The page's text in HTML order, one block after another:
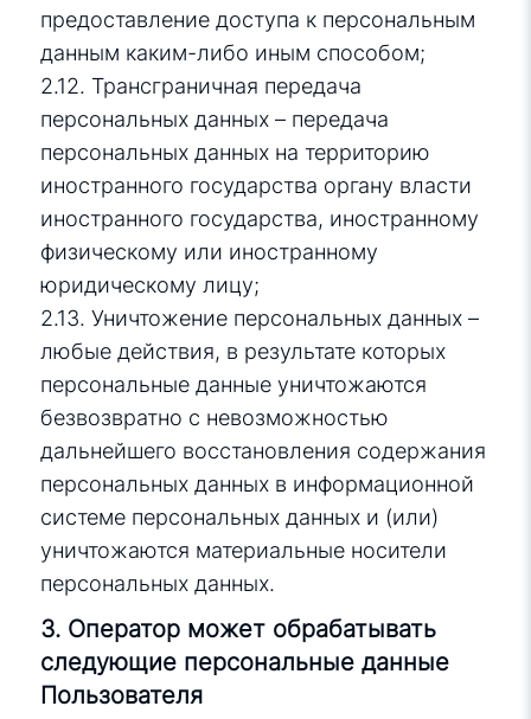
предоставление доступа к персональным
данным каким-либо иным способом;
2.12. Трансграничная передача
персональных данных – передача
персональных данных на территорию
иностранного государства органу власти
иностранного государства, иностранному
физическому или иностранному
юридическому лицу;
2.13. Уничтожение персональных данных –
любые действия, в результате которых
персональные данные уничтожаются
безвозвратно с невозможностью
дальнейшего восстановления содержания
персональных данных в информационной
системе персональных данных и (или)
уничтожаются материальные носители
персональных данных.
3. Оператор может обрабатывать
следующие персональные данные
Пользователя